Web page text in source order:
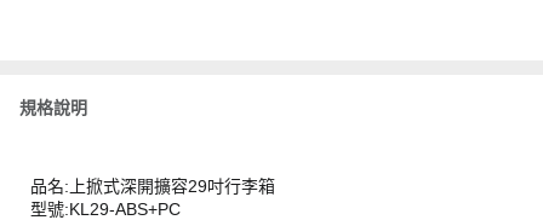
規格說明
品名:上掀式深開擴容29吋行李箱
型號:KL29-ABS+PC